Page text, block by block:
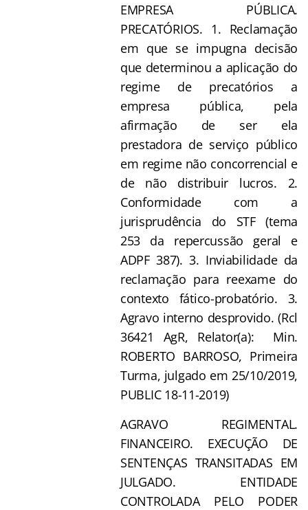
EMPRESA PÚBLICA.
PRECATÓRIOS. 1. Reclamação
em que se impugna decisão
que determinou a aplicação do
regime de precatórios a
empresa pública, pela
afirmação de ser ela
prestadora de serviço público
em regime não concorrencial e
de não distribuir lucros. 2.
Conformidade com a
jurisprudência do STF (tema
253 da repercussão geral e
ADPF 387). 3. Inviabilidade da
reclamação para reexame do
contexto fático-probatório. 3.
Agravo interno desprovido. (Rcl
36421 AgR, Relator(a): Min.
ROBERTO BARROSO, Primeira
Turma, julgado em 25/10/2019,
PUBLIC 18-11-2019)
AGRAVO REGIMENTAL.
FINANCEIRO. EXECUÇÃO DE
SENTENÇAS TRANSITADAS EM
JULGADO. ENTIDADE
CONTROLADA PELO PODER